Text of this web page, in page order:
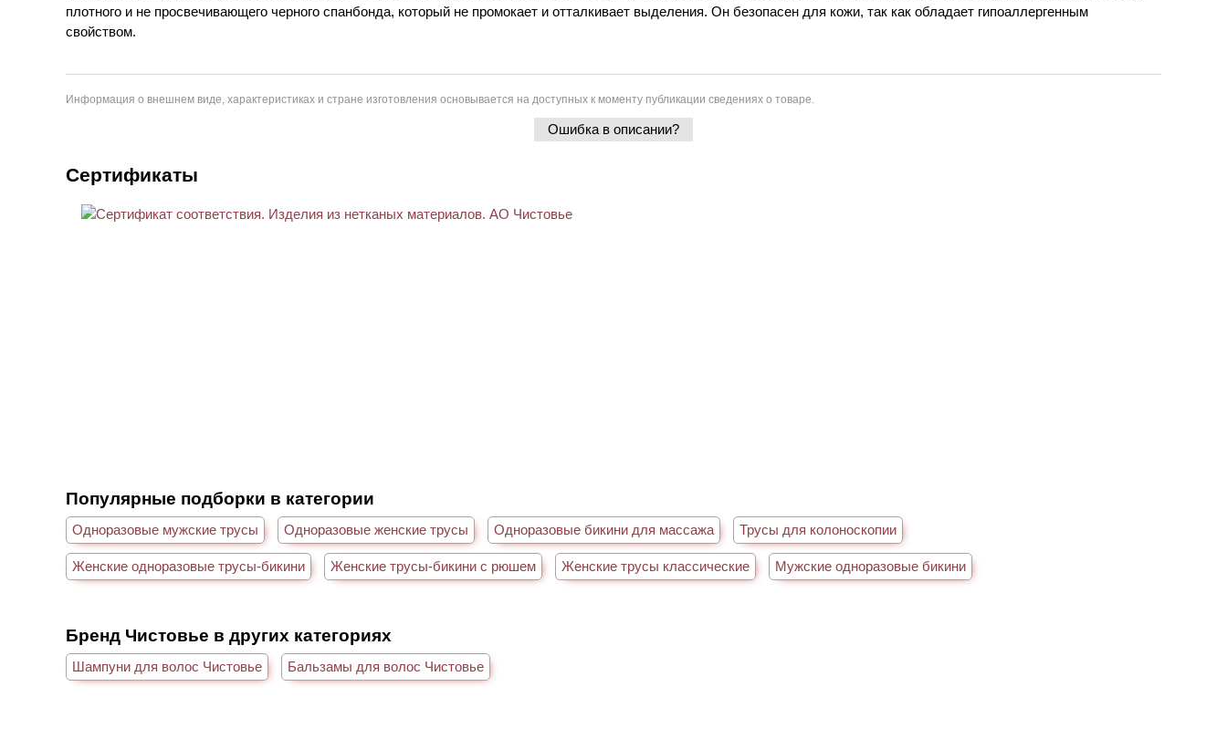
плотного и не просвечивающего черного спанбонда, который не промокает и отталкивает выделения. Он безопасен для кожи, так как обладает гипоаллергенным
свойством.
Информация о внешнем виде, характеристиках и стране изготовления основывается на доступных к моменту публикации сведениях о товаре.
Ошибка в описании?
Сертификаты
Популярные подборки в категории
Одноразовые мужские трусы Одноразовые женские трусы Одноразовые бикини для массажа Трусы для колоноскопии
Женские одноразовые трусы-бикини Женские трусы-бикини с рюшем Женские трусы классические Мужские одноразовые бикини
Бренд Чистовье в других категориях
Шампуни для волос Чистовье Бальзамы для волос Чистовье